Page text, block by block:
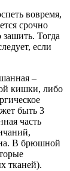
вовремя,
срочно
Тогда
если
–
кишки, либо
быть 3
часть
В брюшной
тканей).